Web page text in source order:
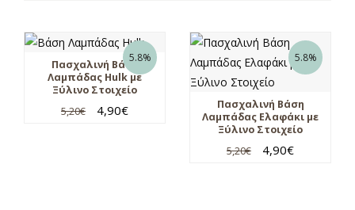
5.8%
Πασχαλινή Βάση
Λαμπάδας Hulk με
Ξύλινο Στοιχείο
5,20€ 4,90€
5.8%
Πασχαλινή Βάση
Λαμπάδας Ελαφάκι με
Ξύλινο Στοιχείο
5,20€ 4,90€